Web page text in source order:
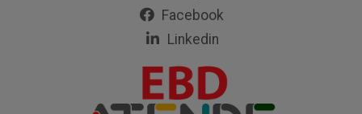
Facebook
Linkedin